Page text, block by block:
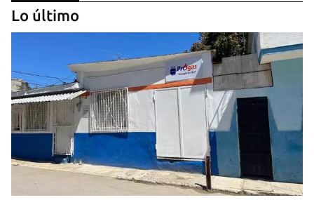
GUERRA
Ucrania ataca otro centro logístico del Amazon
ruso, esta vez en los Urales
Lo último